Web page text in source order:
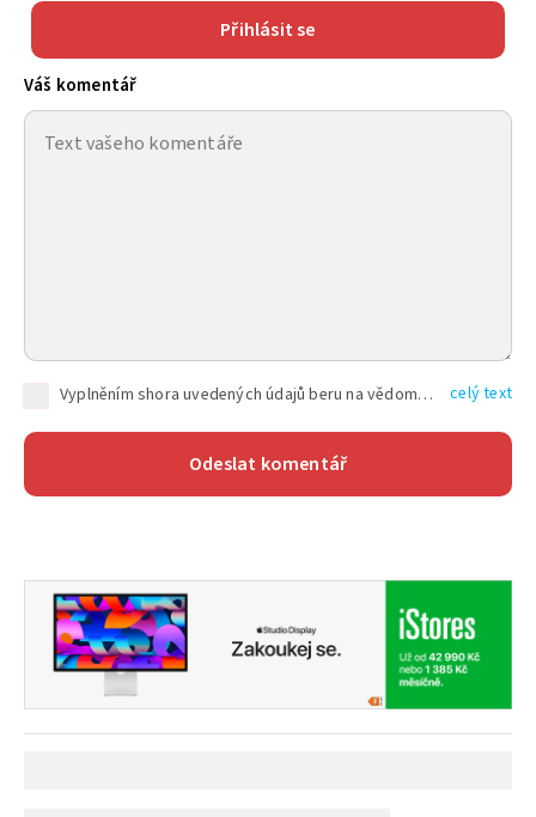
Přihlásit se
Váš komentář
Vyplněním shora uvedených údajů beru na vědomí, že společnost TEXT FACTORY s.r.o., sídlem Brno, Durďákova 336/29, Černá Pole, PSČ: 613 00, IČ: 06157831, zapsané u Krajského soudu v Brně, oddíl C, vložka 100399, bude zpracovávat mé osobní údaje uvedené v rámci mnou vyplněného registračního formuláře na základě oprávněných zájmů TEXT FACTORY s.r.o. dle čl. 6 odst. 1 písm. f) GDPR a pro splnění právních povinností (čl. 6 odst. 1 písm. c) GDPR), a to pro tyto účely: nezbytnost zajistit oprávnění návštěvníka webových stránek provozovaných společností TEXT FACTORY s.r.o. přispívat aktivně ke zveřejněným článkům nebo v rámci diskusních fór a výkon práv TEXT FACTORY s.r.o. jako administrátora těchto diskusních fór. Více informací o zpracování osobních údajů a právech lze nalézt v celý text